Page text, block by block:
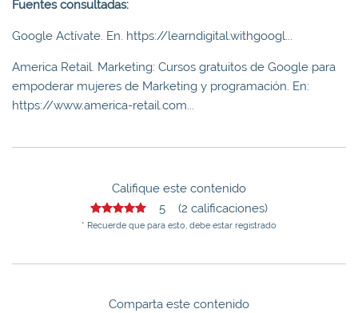
Fuentes consultadas:
Google Actívate. En. https://learndigital.withgoogl...
America Retail. Marketing: Cursos gratuitos de Google para
empoderar mujeres de Marketing y programación. En:
https://www.america-retail.com...
Califique este contenido
5 (2 calificaciones)
* Recuerde que para esto, debe estar registrado
Comparta este contenido